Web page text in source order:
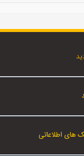
های اطلاعاتی